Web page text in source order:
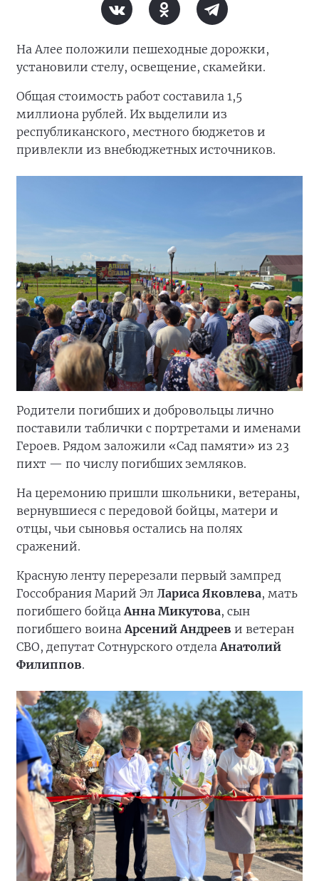
На Алее положили пешеходные дорожки,
установили стелу, освещение, скамейки.
Общая стоимость работ составила 1,5
миллиона рублей. Их выделили из
республиканского, местного бюджетов и
привлекли из внебюджетных источников.
Родители погибших и добровольцы лично
поставили таблички с портретами и именами
Героев. Рядом заложили «Сад памяти» из 23
пихт — по числу погибших земляков.
На церемонию пришли школьники, ветераны,
вернувшиеся с передовой бойцы, матери и
отцы, чьи сыновья остались на полях
сражений.
Красную ленту перерезали первый зампред
Госсобрания Марий Эл Лариса Яковлева, мать
погибшего бойца Анна Микутова, сын
погибшего воина Арсений Андреев и ветеран
СВО, депутат Сотнурского отдела Анатолий
Филиппов.